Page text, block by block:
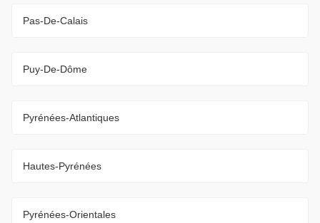
Pas-De-Calais
Puy-De-Dôme
Pyrénées-Atlantiques
Hautes-Pyrénées
Pyrénées-Orientales